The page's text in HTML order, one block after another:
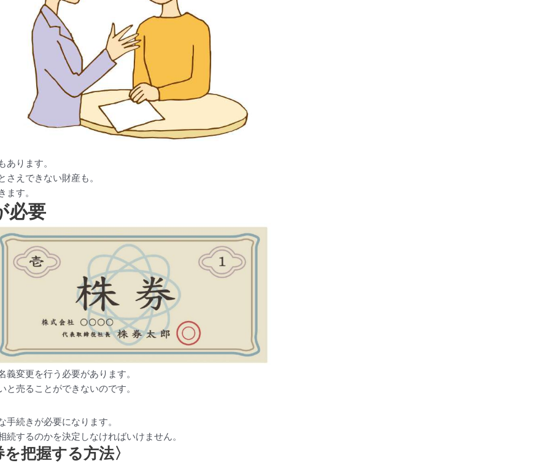
ります。
えできない財産も。
す。
必要
変更を行う必要があります。
売ることができないのです。
続きが必要になります。
するのかを決定しなければいけません。
把握する方法〉